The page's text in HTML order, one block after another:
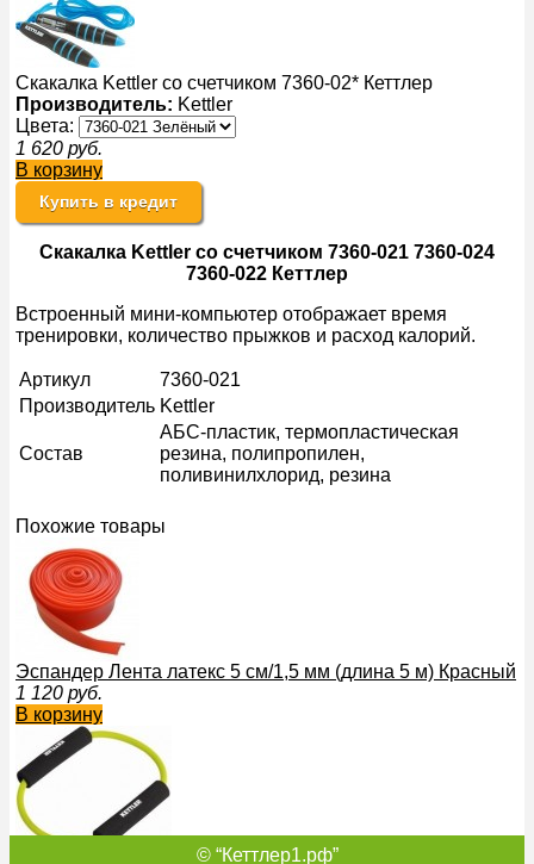
Скакалка Kettler со счетчиком 7360-02* Кеттлер
Производитель: Kettler
Цвета:
1 620 руб.
В корзину
Купить в кредит
Скакалка Kettler со счетчиком 7360-021 7360-024
7360-022 Кеттлер
Встроенный мини-компьютер отображает время
тренировки, количество прыжков и расход калорий.
Артикул
7360-021
Производитель Kettler
Состав
АБС-пластик, термопластическая
резина, полипропилен,
поливинилхлорид, резина
Похожие товары
Эспандер Лента латекс 5 см/1,5 мм (длина 5 м) Красный
1 120 руб.
В корзину
Эспандер круглый Kettler 7350-011 Кеттлер Устаревшая
© “Кеттлер1.рф”